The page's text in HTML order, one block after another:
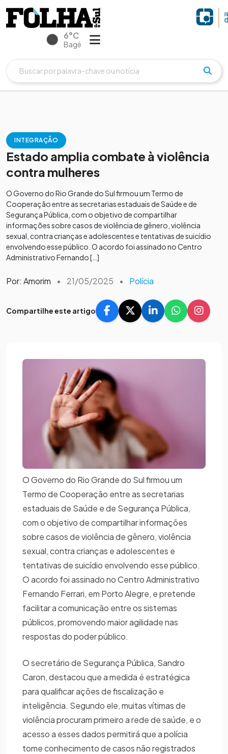
6°C
Bagé
INTEGRAÇÃO
Estado amplia combate à violência
contra mulheres
O Governo do Rio Grande do Sul firmou um Termo de
Cooperação entre as secretarias estaduais de Saúde e de
Segurança Pública, com o objetivo de compartilhar
informações sobre casos de violência de gênero, violência
sexual, contra crianças e adolescentes e tentativas de suicídio
envolvendo esse público. O acordo foi assinado no Centro
Administrativo Fernando […]
Por: Amorim • 21/05/2025 • Polícia
Compartilhe este artigo
O Governo do Rio Grande do Sul firmou um
Termo de Cooperação entre as secretarias
estaduais de Saúde e de Segurança Pública,
com o objetivo de compartilhar informações
sobre casos de violência de gênero, violência
sexual, contra crianças e adolescentes e
tentativas de suicídio envolvendo esse público.
O acordo foi assinado no Centro Administrativo
Fernando Ferrari, em Porto Alegre, e pretende
facilitar a comunicação entre os sistemas
públicos, promovendo maior agilidade nas
respostas do poder público.
O secretário de Segurança Pública, Sandro
Caron, destacou que a medida é estratégica
para qualificar ações de fiscalização e
inteligência. Segundo ele, muitas vítimas de
violência procuram primeiro a rede de saúde, e o
acesso a esses dados permitirá que a polícia
tome conhecimento de casos não registrados